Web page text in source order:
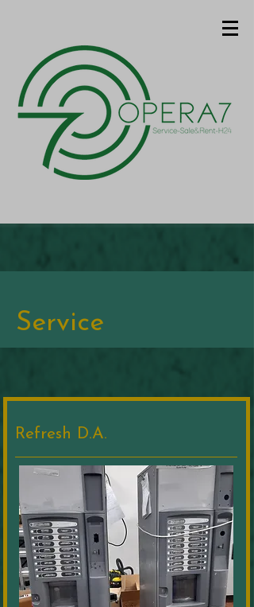
Service
Refresh D.A.